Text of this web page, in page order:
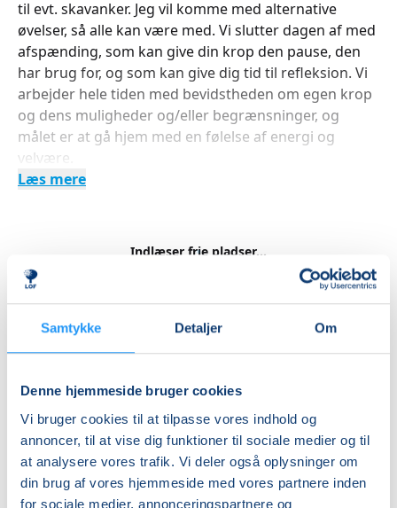
Samtykke Detaljer Om
Denne hjemmeside bruger cookies
Vi bruger cookies til at tilpasse vores indhold og
annoncer, til at vise dig funktioner til sociale medier og til
at analysere vores trafik. Vi deler også oplysninger om
din brug af vores hjemmeside med vores partnere inden
for sociale medier, annonceringspartnere og
til evt. skavanker. Jeg vil komme med alternative
øvelser, så alle kan være med. Vi slutter dagen af med
afspænding, som kan give din krop den pause, den
har brug for, og som kan give dig tid til refleksion. Vi
arbejder hele tiden med bevidstheden om egen krop
og dens muligheder og/eller begrænsninger, og
målet er at gå hjem med en følelse af energi og
velvære.
Læs mere
Indlæser frie pladser...
Betal med
Hensyntagende
undervisning
DKK 2.700,00